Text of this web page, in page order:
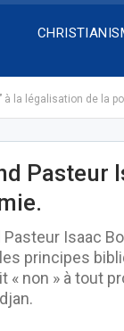
à la légalisation de la
Pasteur
Isaac
principes
non » à tout